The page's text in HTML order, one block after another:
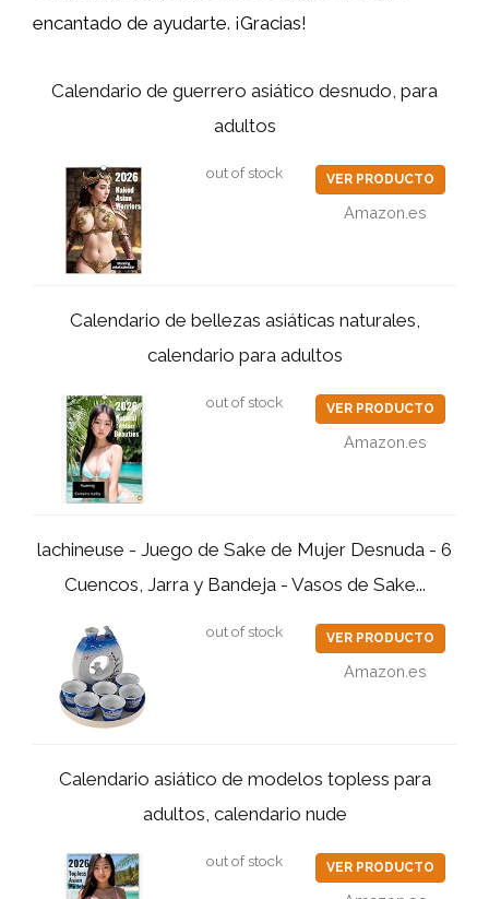
encantado de ayudarte. ¡Gracias!
Calendario de guerrero asiático desnudo, para
adultos
out of stock VER PRODUCTO
Amazon.es
Calendario de bellezas asiáticas naturales,
calendario para adultos
out of stock VER PRODUCTO
Amazon.es
lachineuse - Juego de Sake de Mujer Desnuda - 6
Cuencos, Jarra y Bandeja - Vasos de Sake...
out of stock VER PRODUCTO
Amazon.es
Calendario asiático de modelos topless para
adultos, calendario nude
out of stock VER PRODUCTO